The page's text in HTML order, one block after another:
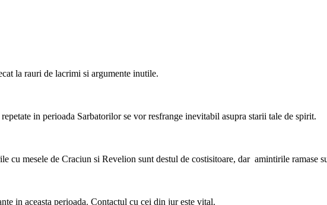
la rauri de lacrimi si argumente inutile.
in perioada Sarbatorilor se vor resfrange inevitabil asupra starii tale de spirit.
cu mesele de Craciun si Revelion sunt destul de costisitoare, dar amintirile ramase
in aceasta perioada. Contactul cu cei din jur este vital.